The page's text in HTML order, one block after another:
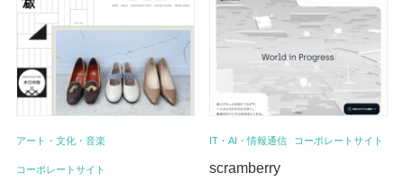
アート・文化・音楽
コーポレートサイト
IT・AI・情報通信 コーポレートサイト
scramberry